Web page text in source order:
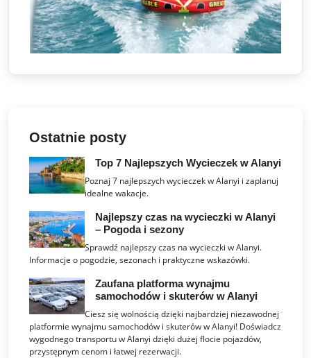
Ostatnie posty
Top 7 Najlepszych Wycieczek w Alanyi
Poznaj 7 najlepszych wycieczek w Alanyi i zaplanuj
idealne wakacje.
Najlepszy czas na wycieczki w Alanyi
– Pogoda i sezony
Sprawdź najlepszy czas na wycieczki w Alanyi.
Informacje o pogodzie, sezonach i praktyczne wskazówki.
Zaufana platforma wynajmu
samochodów i skuterów w Alanyi
Ciesz się wolnością dzięki najbardziej niezawodnej
platformie wynajmu samochodów i skuterów w Alanyi! Doświadcz
wygodnego transportu w Alanyi dzięki dużej flocie pojazdów,
przystępnym cenom i łatwej rezerwacji.